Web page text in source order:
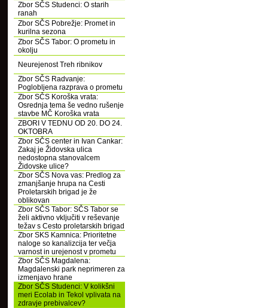
Zbor SČS Studenci: O starih
ranah
Zbor SČS Pobrežje: Promet in
kurilna sezona
Zbor SČS Tabor: O prometu in
okolju
Neurejenost Treh ribnikov
Zbor SČS Radvanje:
Poglobljena razprava o prometu
Zbor SČS Koroška vrata:
Osrednja tema še vedno rušenje
stavbe MČ Koroška vrata
ZBORI V TEDNU OD 20. DO 24.
OKTOBRA
Zbor SČS center in Ivan Cankar:
Zakaj je Židovska ulica
nedostopna stanovalcem
Židovske ulice?
Zbor SČS Nova vas: Predlog za
zmanjšanje hrupa na Cesti
Proletarskih brigad je že
oblikovan
Zbor SČS Tabor: SČS Tabor se
želi aktivno vključiti v reševanje
težav s Cesto proletarskih brigad
Zbor SKS Kamnica: Prioritetne
naloge so kanalizcija ter večja
varnost in urejenost v prometu
Zbor SČS Magdalena:
Magdalenski park neprimeren za
izmenjavo hrane
Zbor SČS Studenci: V kolikšni
meri Ecolab in Tekol vplivata na
zdravje prebivalcev?